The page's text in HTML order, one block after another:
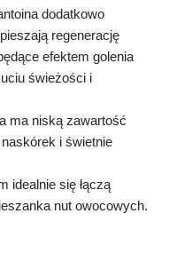
dodatkowo
regenerację
efektem golenia
świeżości i
ma niską zawartość
i świetnie
idealnie się łączą
nut owocowych.